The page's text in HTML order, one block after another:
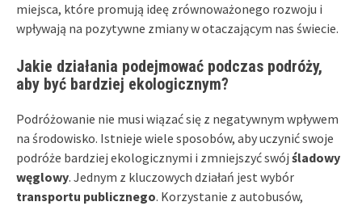
miejsca, które promują ideę zrównoważonego rozwoju i
wpływają na pozytywne zmiany w otaczającym nas świecie.
Jakie działania podejmować podczas podróży,
aby być bardziej ekologicznym?
Podróżowanie nie musi wiązać się z negatywnym wpływem
na środowisko. Istnieje wiele sposobów, aby uczynić swoje
podróże bardziej ekologicznymi i zmniejszyć swój śladowy
węglowy. Jednym z kluczowych działań jest wybór
transportu publicznego. Korzystanie z autobusów,